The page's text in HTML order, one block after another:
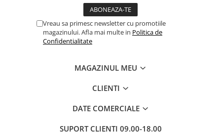
Carte Prescolara, Joc
Carti cartonate
Vreau sa primesc newsletter cu promotiile
magazinului. Afla mai multe in Politica de
Confidentialitate
MAGAZINUL MEU
CLIENTI
DATE COMERCIALE
SUPORT CLIENTI 09.00-18.00